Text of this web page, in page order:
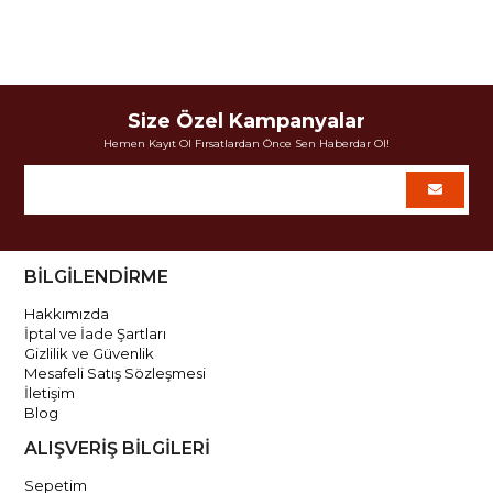
Size Özel Kampanyalar
Hemen Kayıt Ol Fırsatlardan Önce Sen Haberdar Ol!
BİLGİLENDİRME
Hakkımızda
İptal ve İade Şartları
Gizlilik ve Güvenlik
Mesafeli Satış Sözleşmesi
İletişim
Blog
ALIŞVERİŞ BİLGİLERİ
Sepetim